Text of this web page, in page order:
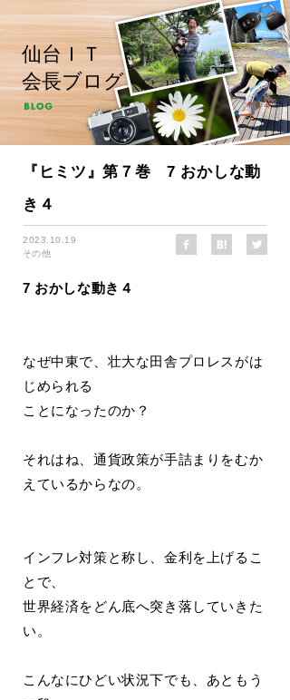
仙台ＩＴ
会長ブログ
『ヒミツ』第７巻 7 おかしな動
き４
2023.10.19
その他
7 おかしな動き４
なぜ中東で、壮大な田舎プロレスがは
じめられる
ことになったのか？
それはね、通貨政策が手詰まりをむか
えているからなの。
インフレ対策と称し、金利を上げるこ
とで、
世界経済をどん底へ突き落していきた
い。
こんなにひどい状況下でも、あともう